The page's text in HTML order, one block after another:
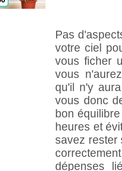
Pas
votre ciel
vous ficher
vous
qu'il n'y
vous donc
bon
heures et
savez rester
dépenses